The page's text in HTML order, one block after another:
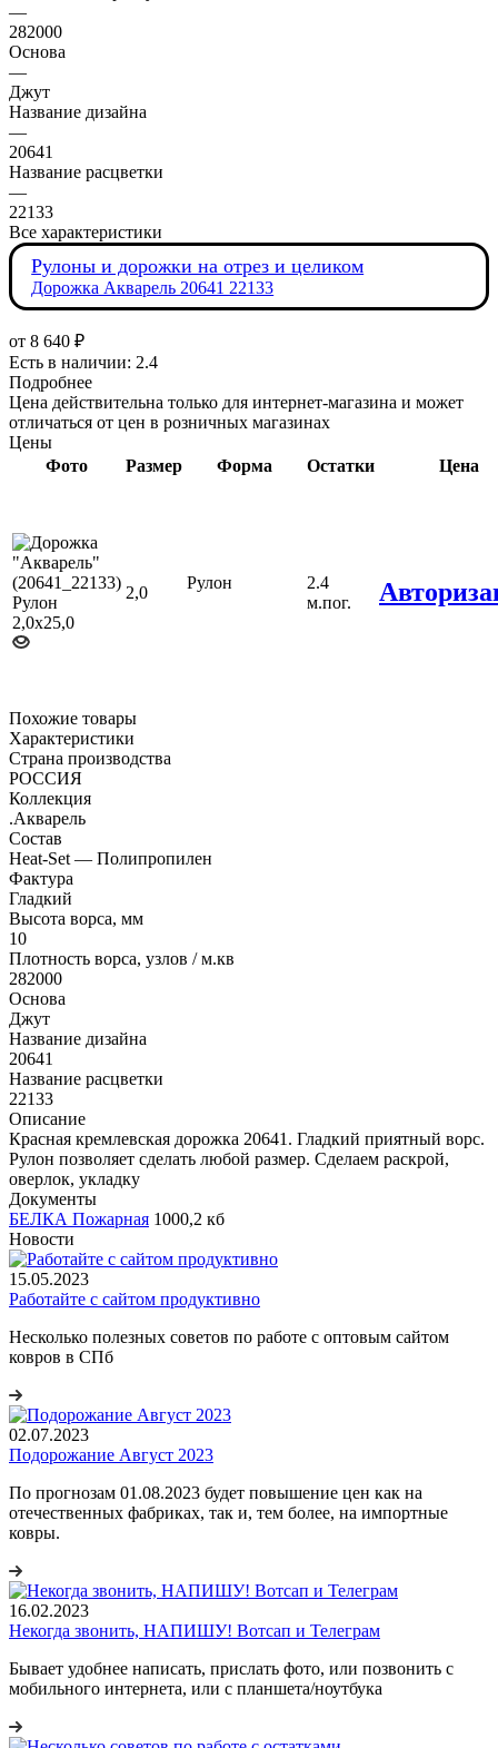
—
282000
Основа
—
Джут
Название дизайна
—
20641
Название расцветки
—
22133
Все характеристики
Рулоны и дорожки на отрез и целиком
Дорожка Акварель 20641 22133
от 8 640 ₽
Есть в наличии: 2.4
Подробнее
Цена действительна только для интернет-магазина и может
отличаться от цен в розничных магазинах
Цены
Фото
Размер Форма Остатки Цена
2,0
Рулон
2.4
м.пог.
Похожие товары
Характеристики
Страна производства
РОССИЯ
Коллекция
.Акварель
Состав
Heat-Set — Полипропилен
Фактура
Гладкий
Высота ворса, мм
10
Плотность ворса, узлов / м.кв
282000
Основа
Джут
Название дизайна
20641
Название расцветки
22133
Описание
Красная кремлевская дорожка 20641. Гладкий приятный ворс.
Рулон позволяет сделать любой размер. Сделаем раскрой,
оверлок, укладку
Документы
БЕЛКА Пожарная 1000,2 кб
Новости
15.05.2023
Работайте с сайтом продуктивно
Несколько полезных советов по работе с оптовым сайтом
ковров в СПб
02.07.2023
Подорожание Август 2023
По прогнозам 01.08.2023 будет повышение цен как на
отечественных фабриках, так и, тем более, на импортные
ковры.
16.02.2023
Некогда звонить, НАПИШУ! Вотсап и Телеграм
Бывает удобнее написать, прислать фото, или позвонить с
мобильного интернета, или с планшета/ноутбука